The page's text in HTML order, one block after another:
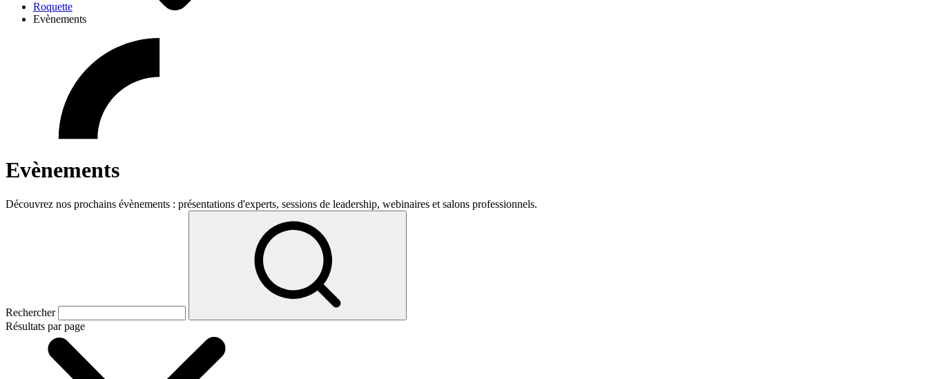
Roquette
Evènements
Evènements
Découvrez nos prochains évènements : présentations d'experts, sessions de leadership, webinaires et salons professionnels.
Rechercher
Résultats par page